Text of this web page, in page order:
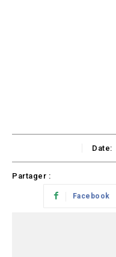
Date:
Partager :
Facebook